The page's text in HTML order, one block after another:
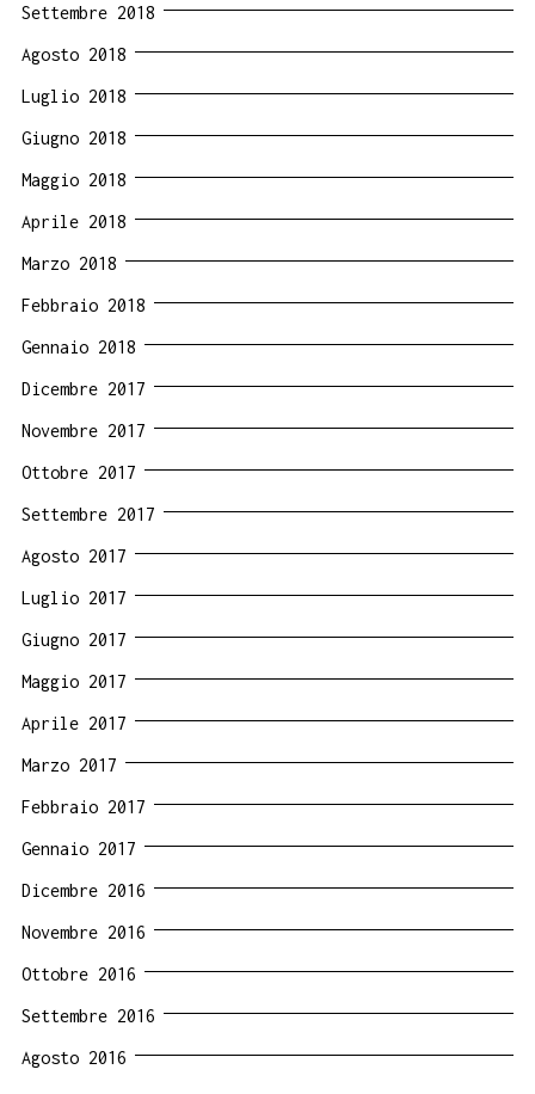
Settembre 2018
Agosto 2018
Luglio 2018
Giugno 2018
Maggio 2018
Aprile 2018
Marzo 2018
Febbraio 2018
Gennaio 2018
Dicembre 2017
Novembre 2017
Ottobre 2017
Settembre 2017
Agosto 2017
Luglio 2017
Giugno 2017
Maggio 2017
Aprile 2017
Marzo 2017
Febbraio 2017
Gennaio 2017
Dicembre 2016
Novembre 2016
Ottobre 2016
Settembre 2016
Agosto 2016